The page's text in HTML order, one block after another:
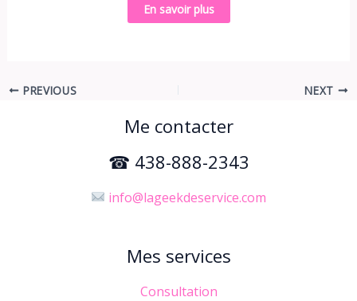
En savoir plus
PREVIOUS NEXT
Me contacter
☎ 438-888-2343
info@lageekdeservice.com
Mes services
Consultation